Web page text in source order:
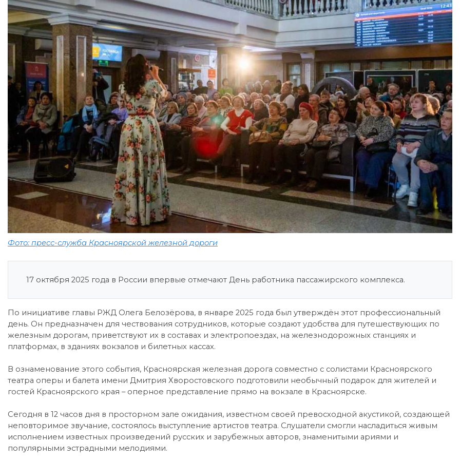
Фото: пресс-служба Красноярской железной дороги
17 октября 2025 года в России впервые отмечают День работника пассажирского комплекса.
По инициативе главы РЖД Олега Белозёрова, в январе 2025 года был утверждён этот профессиональный
день. Он предназначен для чествования сотрудников, которые создают удобства для путешествующих по
железным дорогам, приветствуют их в составах и электропоездах, на железнодорожных станциях и
платформах, в зданиях вокзалов и билетных кассах.
В ознаменование этого события, Красноярская железная дорога совместно с солистами Красноярского
театра оперы и балета имени Дмитрия Хворостовского подготовили необычный подарок для жителей и
гостей Красноярского края – оперное представление прямо на вокзале в Красноярске.
Сегодня в 12 часов дня в просторном зале ожидания, известном своей превосходной акустикой, создающей
неповторимое звучание, состоялось выступление артистов театра. Слушатели смогли насладиться живым
исполнением известных произведений русских и зарубежных авторов, знаменитыми ариями и
популярными эстрадными мелодиями.